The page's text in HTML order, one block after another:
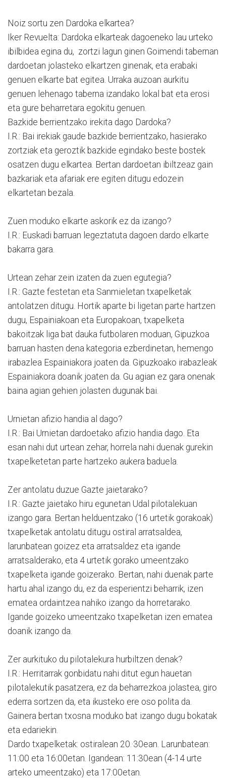
Noiz sortu zen Dardoka elkartea?
Iker Revuelta: Dardoka elkarteak dagoeneko lau urteko
ibilbidea egina du, zortzi lagun ginen Goimendi tabernan
dardoetan jolasteko elkartzen ginenak, eta erabaki
genuen elkarte bat egitea. Urraka auzoan aurkitu
genuen lehenago taberna izandako lokal bat eta erosi
eta gure beharretara egokitu genuen.
Bazkide berrientzako irekita dago Dardoka?
I.R.: Bai irekiak gaude bazkide berrientzako, hasierako
zortziak eta geroztik bazkide egindako beste bostek
osatzen dugu elkartea. Bertan dardoetan ibiltzeaz gain
bazkariak eta afariak ere egiten ditugu edozein
elkartetan bezala.
Zuen moduko elkarte askorik ez da izango?
I.R.: Euskadi barruan legeztatuta dagoen dardo elkarte
bakarra gara.
Urtean zehar zein izaten da zuen egutegia?
I.R.: Gazte festetan eta Sanmieletan txapelketak
antolatzen ditugu. Hortik aparte bi ligetan parte hartzen
dugu, Espainiakoan eta Europakoan, txapelketa
bakoitzak liga bat dauka futbolaren moduan, Gipuzkoa
barruan hasten dena kategoria ezberdinetan, hemengo
irabazlea Espainiakora joaten da. Gipuzkoako irabazleak
Espainiakora doanik joaten da. Gu agian ez gara onenak
baina agian gehien jolasten dugunak bai.
Urnietan afizio handia al dago?
I.R.: Bai Urnietan dardoetako afizio handia dago. Eta
esan nahi dut urtean zehar, horrela nahi duenak gurekin
txapelketetan parte hartzeko aukera baduela.
Zer antolatu duzue Gazte jaietarako?
I.R.: Gazte jaietako hiru egunetan Udal pilotalekuan
izango gara. Bertan helduentzako (16 urtetik gorakoak)
txapelketak antolatu ditugu ostiral arratsaldea,
larunbatean goizez eta arratsaldez eta igande
arratsalderako, eta 4 urtetik gorako umeentzako
txapelketa igande goizerako. Bertan, nahi duenak parte
hartu ahal izango du, ez da esperientzi beharrik, izen
ematea ordaintzea nahiko izango da horretarako.
Igande goizeko umeentzako txapelketan izen ematea
doanik izango da.
Zer aurkituko du pilotalekura hurbiltzen denak?
I.R.: Herritarrak gonbidatu nahi ditut egun hauetan
pilotalekutik pasatzera, ez da beharrezkoa jolastea, giro
ederra sortzen da, eta ikusteko ere oso polita da.
Gainera bertan txosna moduko bat izango dugu bokatak
eta edariekin.
Dardo txapelketak: ostiralean 20.·30ean. Larunbatean:
11:00 eta 16:00etan. Igandean: 11:30ean (4-14 urte
arteko umeentzako) eta 17:00etan.